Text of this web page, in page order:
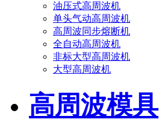
油压式高周波机
单头气动高周波机
高周波同步熔断机
全自动高周波机
非标大型高周波机
大型高周波机
高周波模具